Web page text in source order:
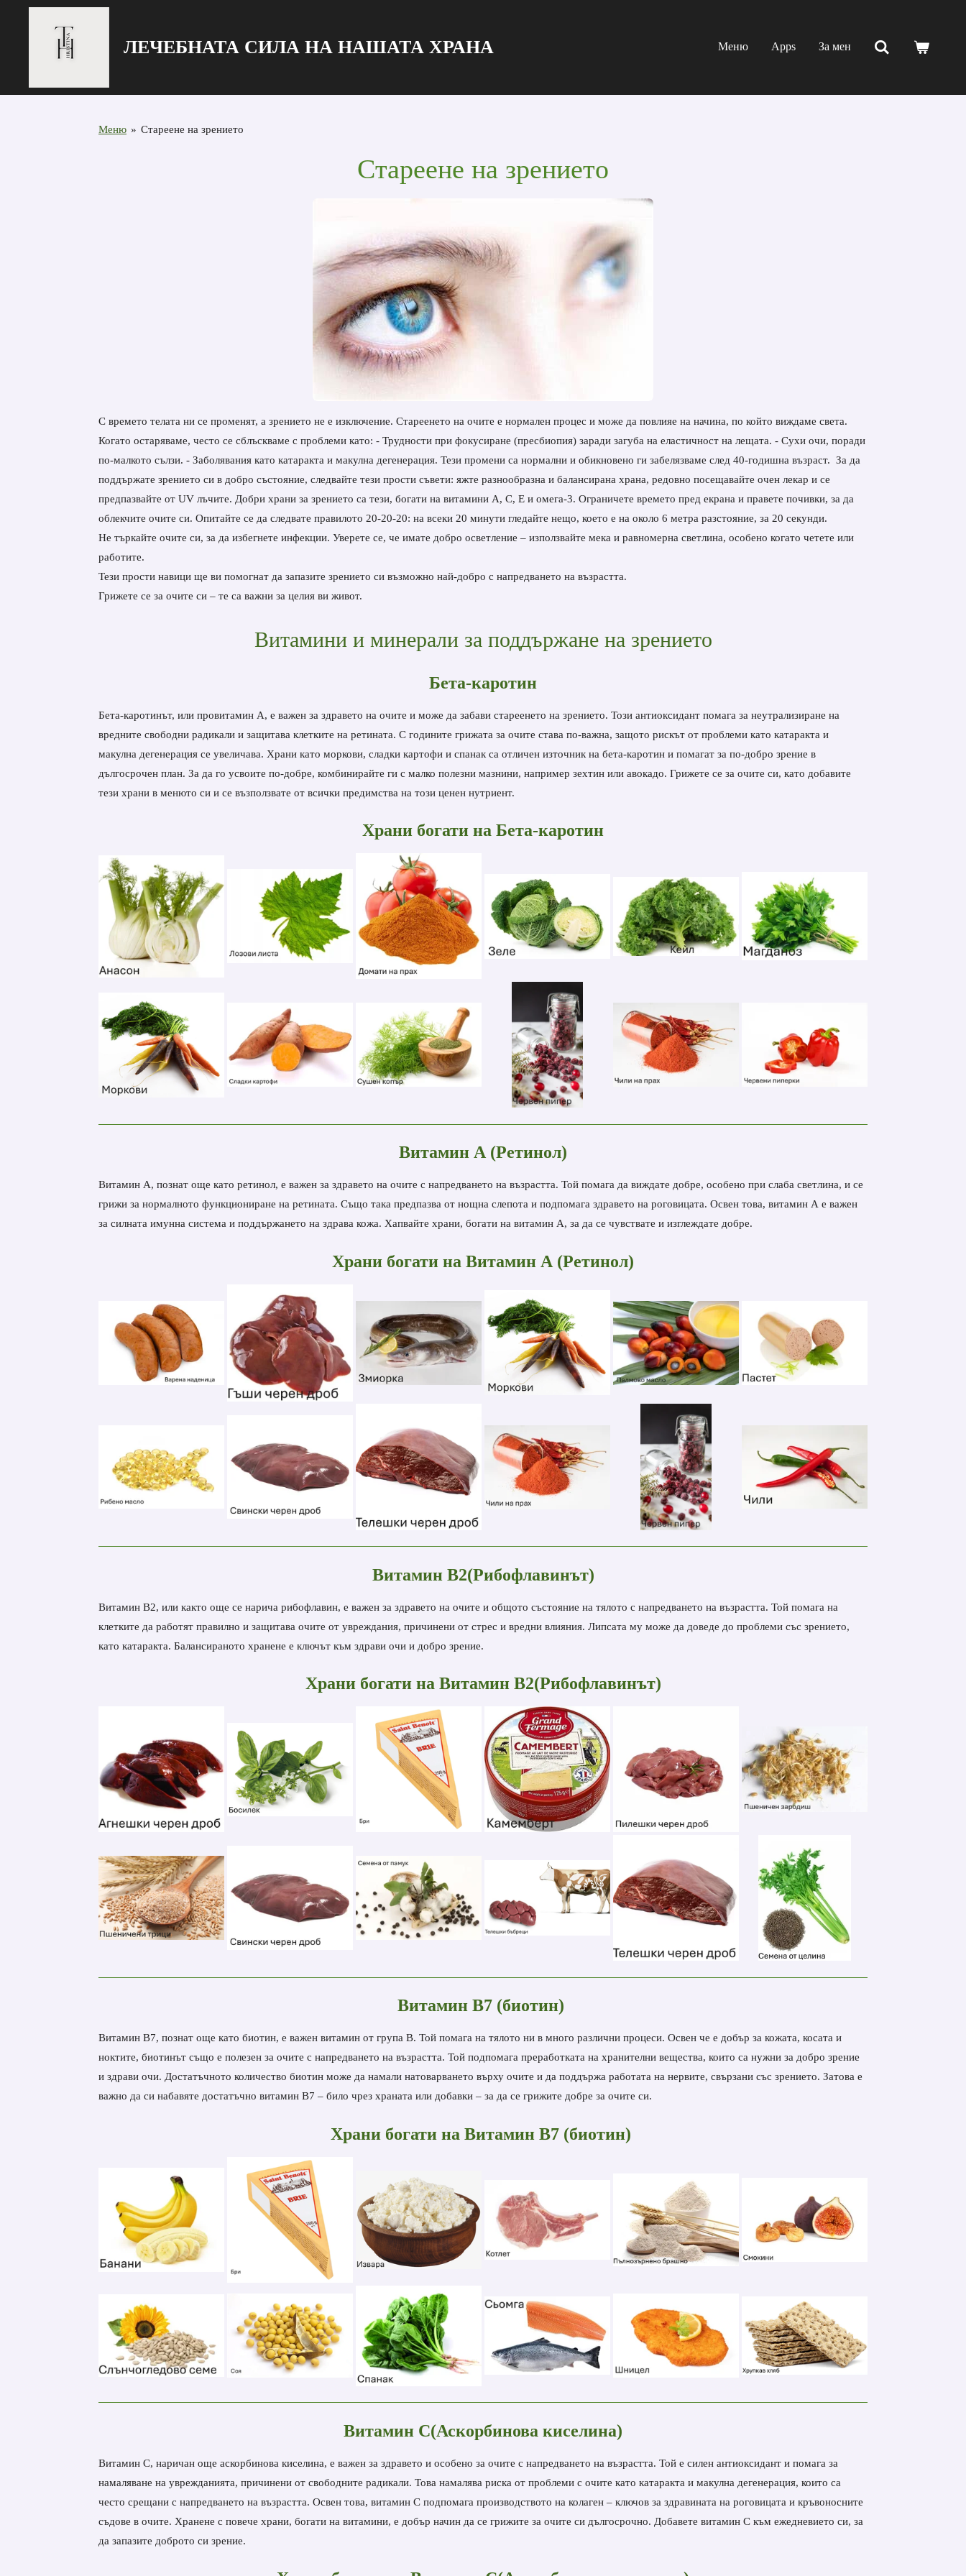
ЛЕЧЕБНАТА СИЛА НА НАШАТА ХРАНА Меню Apps За мен
Меню » Стареене на зрението
Стареене на зрението
С времето телата ни се променят, а зрението не е изключение. Стареенето на очите е нормален процес и може да повлияе на начина, по който виждаме света.
Когато остаряваме, често се сблъскваме с проблеми като: - Трудности при фокусиране (пресбиопия) заради загуба на еластичност на лещата. - Сухи очи, поради
по-малкото сълзи. - Заболявания като катаракта и макулна дегенерация. Тези промени са нормални и обикновено ги забелязваме след 40-годишна възраст. За да
поддържате зрението си в добро състояние, следвайте тези прости съвети: яжте разнообразна и балансирана храна, редовно посещавайте очен лекар и се
предпазвайте от UV лъчите. Добри храни за зрението са тези, богати на витамини А, С, Е и омега-3. Ограничете времето пред екрана и правете почивки, за да
облекчите очите си. Опитайте се да следвате правилото 20-20-20: на всеки 20 минути гледайте нещо, което е на около 6 метра разстояние, за 20 секунди.
Не търкайте очите си, за да избегнете инфекции. Уверете се, че имате добро осветление – използвайте мека и равномерна светлина, особено когато четете или
работите.
Тези прости навици ще ви помогнат да запазите зрението си възможно най-добро с напредването на възрастта.
Грижете се за очите си – те са важни за целия ви живот.
Витамини и минерали за поддържане на зрението
Бета-каротин
Бета-каротинът, или провитамин А, е важен за здравето на очите и може да забави стареенето на зрението. Този антиоксидант помага за неутрализиране на
вредните свободни радикали и защитава клетките на ретината. С годините грижата за очите става по-важна, защото рискът от проблеми като катаракта и
макулна дегенерация се увеличава. Храни като моркови, сладки картофи и спанак са отличен източник на бета-каротин и помагат за по-добро зрение в
дългосрочен план. За да го усвоите по-добре, комбинирайте ги с малко полезни мазнини, например зехтин или авокадо. Грижете се за очите си, като добавите
тези храни в менюто си и се възползвате от всички предимства на този ценен нутриент.
Храни богати на Бета-каротин
Витамин А (Ретинол)
Витамин А, познат още като ретинол, е важен за здравето на очите с напредването на възрастта. Той помага да виждате добре, особено при слаба светлина, и се
грижи за нормалното функциониране на ретината. Също така предпазва от нощна слепота и подпомага здравето на роговицата. Освен това, витамин А е важен
за силната имунна система и поддържането на здрава кожа. Хапвайте храни, богати на витамин А, за да се чувствате и изглеждате добре.
Храни богати на Витамин А (Ретинол)
Витамин В2(Рибофлавинът)
Витамин В2, или както още се нарича рибофлавин, е важен за здравето на очите и общото състояние на тялото с напредването на възрастта. Той помага на
клетките да работят правилно и защитава очите от увреждания, причинени от стрес и вредни влияния. Липсата му може да доведе до проблеми със зрението,
като катаракта. Балансираното хранене е ключът към здрави очи и добро зрение.
Храни богати на Витамин В2(Рибофлавинът)
Витамин В7 (биотин)
Витамин В7, познат още като биотин, е важен витамин от група В. Той помага на тялото ни в много различни процеси. Освен че е добър за кожата, косата и
ноктите, биотинът също е полезен за очите с напредването на възрастта. Той подпомага преработката на хранителни вещества, които са нужни за добро зрение
и здрави очи. Достатъчното количество биотин може да намали натоварването върху очите и да поддържа работата на нервите, свързани със зрението. Затова е
важно да си набавяте достатъчно витамин В7 – било чрез храната или добавки – за да се грижите добре за очите си.
Храни богати на Витамин В7 (биотин)
Витамин С(Аскорбинова киселина)
Витамин С, наричан още аскорбинова киселина, е важен за здравето и особено за очите с напредването на възрастта. Той е силен антиоксидант и помага за
намаляване на уврежданията, причинени от свободните радикали. Това намалява риска от проблеми с очите като катаракта и макулна дегенерация, които са
често срещани с напредването на възрастта. Освен това, витамин С подпомага производството на колаген – ключов за здравината на роговицата и кръвоносните
съдове в очите. Хранене с повече храни, богати на витамини, е добър начин да се грижите за очите си дългосрочно. Добавете витамин С към ежедневието си, за
да запазите доброто си зрение.